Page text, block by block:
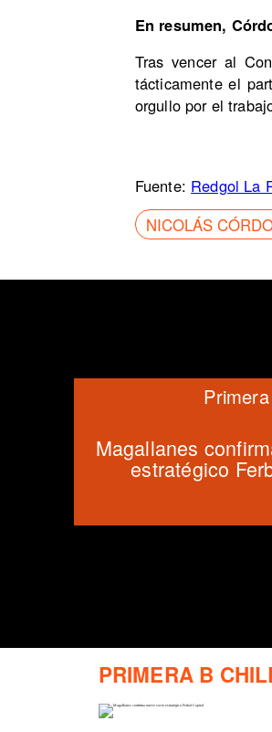
En resumen,
Tras vencer al
tácticamente el
orgullo por el
Fuente: Redgol La
NICOLÁS
Magallanes
estratégico
PRIMERA B